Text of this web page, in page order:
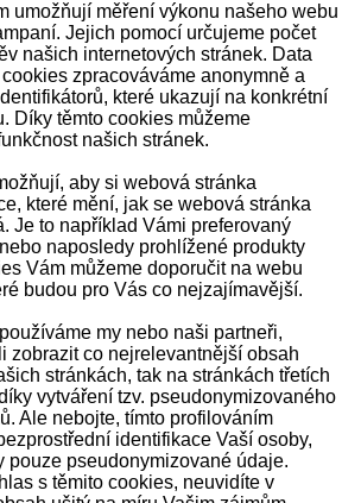
umožňují měření výkonu našeho webu
Jejich pomocí určujeme počet
našich internetových stránek. Data
zpracováváme anonymně a
které ukazují na konkrétní
Díky těmto cookies můžeme
našich stránek.
aby si webová stránka
které mění, jak se webová stránka
Je to například Vámi preferovaný
naposledy prohlížené produkty
Vám můžeme doporučit na webu
budou pro Vás co nejzajímavější.
my nebo naši partneři,
zobrazit co nejrelevantnější obsah
stránkách, tak na stránkách třetích
vytváření tzv. pseudonymizovaného
Ale nebojte, tímto profilováním
identifikace Vaší osoby,
pouze pseudonymizované údaje.
s těmito cookies, neuvidíte v